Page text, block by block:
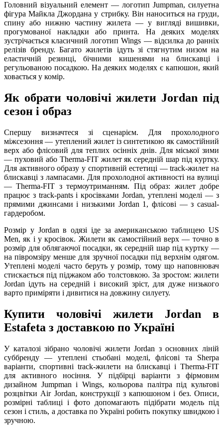
Головний візуальний елемент — логотип Jumpman, силуетна
фігура Майкла Джордана у стрибку. Він наноситься на груди,
спину або нижню частину жилета — у вигляді вишивки,
прогумованої накладки або принта. На деяких моделях
зустрічається класичний логотип Wings — відсилка до ранніх
релізів бренду. Багато жилетів ідуть зі стягнутим низом на
еластичній резинці, бічними кишенями на блискавці і
регульованою посадкою. На деяких моделях є капюшон, який
ховається у комір.
Як обрати чоловічі жилети Jordan під
сезон і образ
Спершу визначтеся зі сценарієм. Для прохолодного
міжсезоння — утеплений жилет із синтетикою як самостійний
верх або флісовий для теплих осінніх днів. Для міської зими
— пуховий або Therma-FIT жилет як середній шар під куртку.
Для активного образу у спортивній естетиці — track-жилет на
блискавці з лампасами. Для прохолодної активності на вулиці
— Therma-FIT з термоутриманням. Під образ: жилет добре
працює з track-pants і кросівками Jordan, утеплені моделі — з
прямими джинсами і низькими Jordan 1, флісові — з casual-
гардеробом.
Розмір у Jordan в одязі іде за американською таблицею US
Men, як і у кросівок. Жилети як самостійний верх — точно в
розмір для облягаючої посадки, як середній шар під куртку —
на півромзіру менше для зручної посадки під верхнім одягом.
Утеплені моделі часто беруть у розмір, тому що наповнювач
стискається під піджаком або толстовкою. За зростом: жилети
Jordan ідуть на середній і високий зріст, для дуже низького
варто приміряти і дивитися на довжину силуету.
Купити чоловічі жилети Jordan в
Estafeta з доставкою по Україні
У каталозі зібрано чоловічі жилети Jordan з основних ліній
суббренду — утеплені стьобані моделі, флісові та Sherpa
варіанти, спортивні track-жилети на блискавці і Therma-FIT
для активного носіння. У підбірці варіанти з фірмовим
дизайном Jumpman і Wings, кольорова палітра під культові
розцвітки Air Jordan, конструкції з капюшоном і без. Описи,
розмірні таблиці і фото допомагають підібрати модель під
сезон і стиль, а доставка по Україні робить покупку швидкою і
зручною.